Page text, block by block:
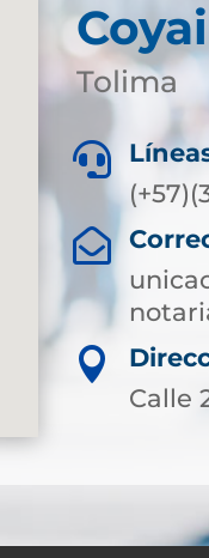
Tolima



Calle